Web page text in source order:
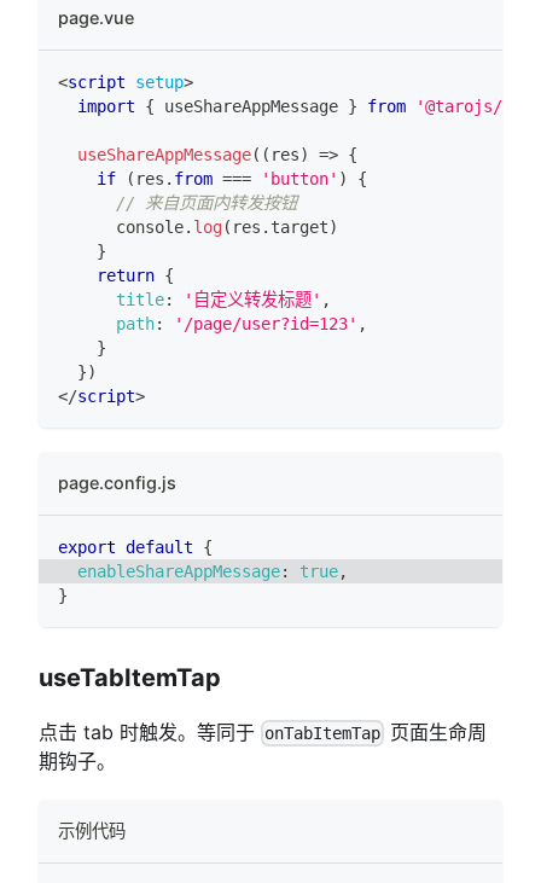
page.vue
<script setup>
import
{ useShareAppMessage } from '@tarojs/
useShareAppMessage( ( res) => {
if
( res . from === 'button' )
{
// 来自页面内转发按钮
console. log( res . target)
}
return {
title: '自定义转发标题' ,
path: '/page/user?id=123' ,
}
})
</script>
page.config.js
export default
{
enableShareAppMessage: true,
}
useTabItemTap
点击 tab 时触发。等同于 onTabItemTap 页面生命周
期钩子。
示例代码